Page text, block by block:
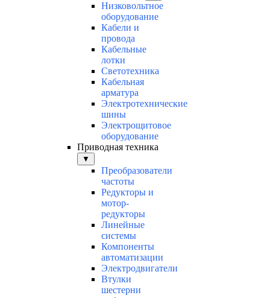
Низковольтное
оборудование
Кабели и
провода
Кабельные
лотки
Светотехника
Кабельная
арматура
Электротехнические
шины
Электрощитовое
оборудование
Приводная техника
▼
Преобразователи
частоты
Редукторы и
мотор-
редукторы
Линейные
системы
Компоненты
автоматизации
Электродвигатели
Втулки
шестерни